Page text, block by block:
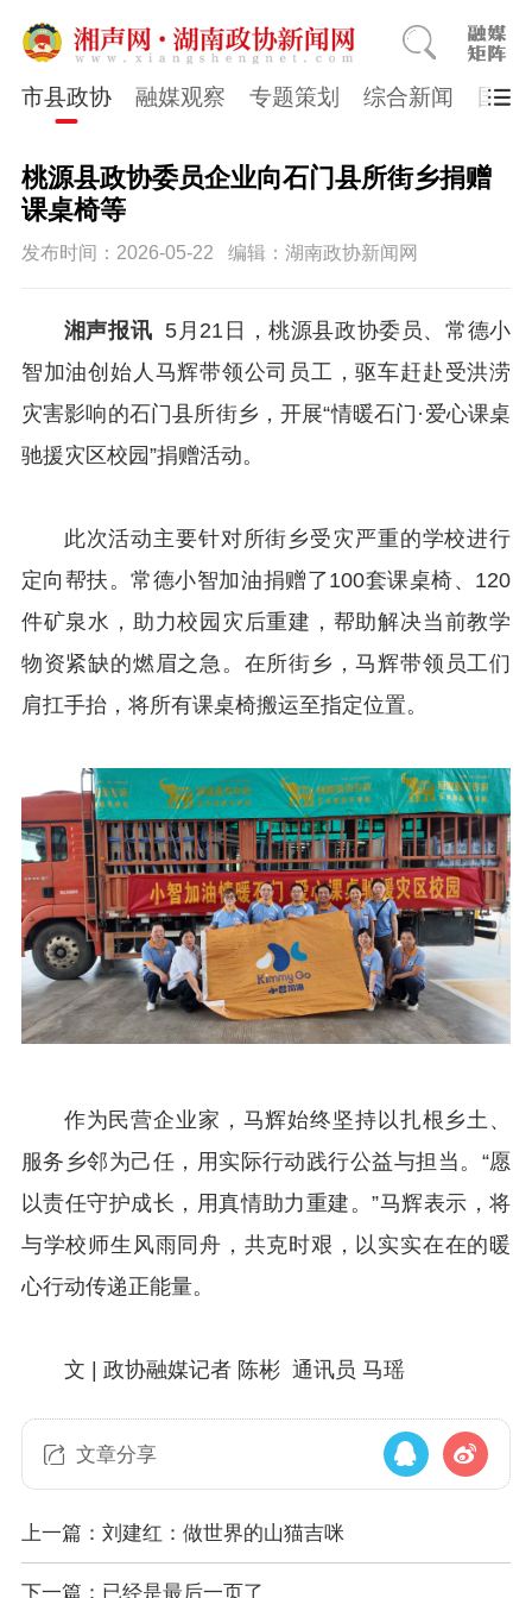
市县政协 融媒观察 专题策划 综合新闻 国医
桃源县政协委员企业向石门县所街乡捐赠
课桌椅等
发布时间：2026-05-22 编辑：湖南政协新闻网
湘声报讯 5月21日，桃源县政协委员、常德小
智加油创始人马辉带领公司员工，驱车赶赴受洪涝
灾害影响的石门县所街乡，开展“情暖石门·爱心课桌
驰援灾区校园”捐赠活动。
此次活动主要针对所街乡受灾严重的学校进行
定向帮扶。常德小智加油捐赠了100套课桌椅、120
件矿泉水，助力校园灾后重建，帮助解决当前教学
物资紧缺的燃眉之急。在所街乡，马辉带领员工们
肩扛手抬，将所有课桌椅搬运至指定位置。
作为民营企业家，马辉始终坚持以扎根乡土、
服务乡邻为己任，用实际行动践行公益与担当。 “愿
以责任守护成长，用真情助力重建。”马辉表示，将
与学校师生风雨同舟，共克时艰，以实实在在的暖
心行动传递正能量。
文 | 政协融媒记者 陈彬 通讯员 马瑶
文章分享
上一篇：刘建红：做世界的山猫吉咪
下一篇：已经是最后一页了